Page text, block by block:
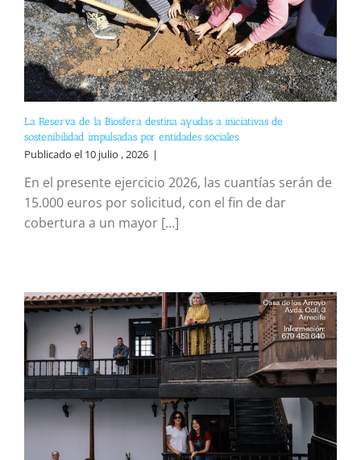
La Reserva de la Biosfera destina ayudas a iniciativas de
sostenibilidad impulsadas por entidades sociales
Publicado el 10 julio , 2026 |
En el presente ejercicio 2026, las cuantías serán de
15.000 euros por solicitud, con el fin de dar
cobertura a un mayor [...]